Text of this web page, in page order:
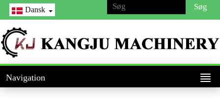
Dansk
Navigation